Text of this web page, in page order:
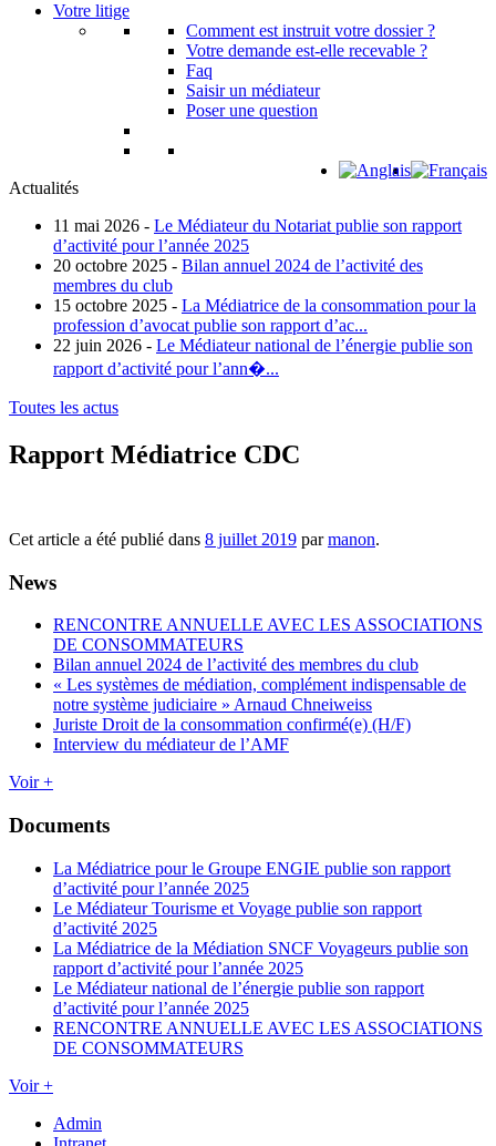
Votre litige
Comment est instruit votre dossier ?
Votre demande est-elle recevable ?
Faq
Saisir un médiateur
Poser une question
Actualités
11 mai 2026 - Le Médiateur du Notariat publie son rapport
d’activité pour l’année 2025
20 octobre 2025 - Bilan annuel 2024 de l’activité des
membres du club
15 octobre 2025 - La Médiatrice de la consommation pour la
profession d’avocat publie son rapport d’ac...
22 juin 2026 - Le Médiateur national de l’énergie publie son
rapport d’activité pour l’ann�...
Toutes les actus
Rapport Médiatrice CDC
Cet article a été publié dans 8 juillet 2019 parmanon.
News
RENCONTRE ANNUELLE AVEC LES ASSOCIATIONS
DE CONSOMMATEURS
Bilan annuel 2024 de l’activité des membres du club
« Les systèmes de médiation, complément indispensable de
notre système judiciaire » Arnaud Chneiweiss
Juriste Droit de la consommation confirmé(e) (H/F)
Interview du médiateur de l’AMF
Voir +
Documents
La Médiatrice pour le Groupe ENGIE publie son rapport
d’activité pour l’année 2025
Le Médiateur Tourisme et Voyage publie son rapport
d’activité 2025
La Médiatrice de la Médiation SNCF Voyageurs publie son
rapport d’activité pour l’année 2025
Le Médiateur national de l’énergie publie son rapport
d’activité pour l’année 2025
RENCONTRE ANNUELLE AVEC LES ASSOCIATIONS
DE CONSOMMATEURS
Voir +
Admin